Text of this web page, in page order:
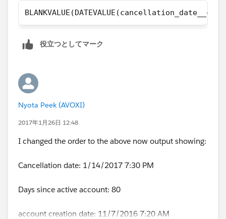
役立つとしてマーク
Nyota Peek (AVOXI)
2017年1月26日 12:48
I changed the order to the above now output showing:
Cancellation date: 1/14/2017 7:30 PM
Days since active account: 80
account creation date: 11/7/2016 7:20 AM